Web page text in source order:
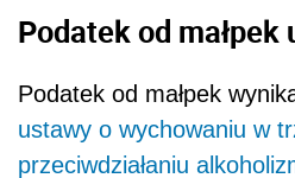
Podatek od małpek
Podatek od małpek
ustawy o wychowaniu w
przeciwdziałaniu